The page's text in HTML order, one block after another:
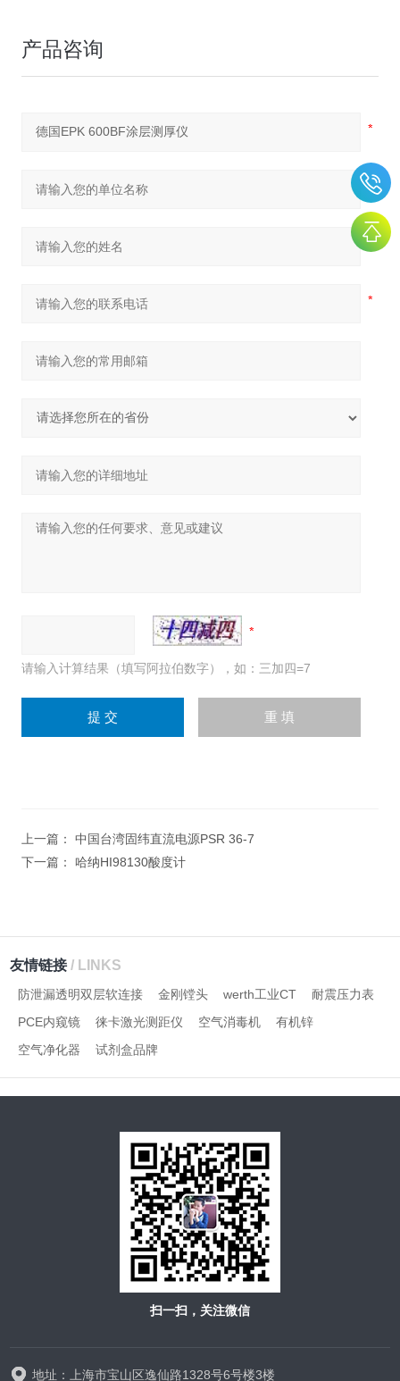
产品咨询
请输入计算结果（填写阿拉伯数字），如：三加四=7
上一篇： 中国台湾固纬直流电源PSR 36-7
下一篇： 哈纳HI98130酸度计
友情链接/ LINKS
防泄漏透明双层软连接 金刚镗头 werth工业CT
耐震压力表
PCE内窥镜
徕卡激光测距仪 空气消毒机
有机锌
空气净化器
试剂盒品牌
扫一扫，关注微信
地址：上海市宝山区逸仙路1328号6号楼3楼